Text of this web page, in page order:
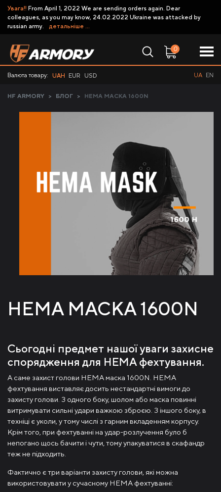
Увага!! From April 1, 2022 We are sending orders again. Dear
colleagues, as you may know, 24.02.2022 Ukraine was attacked by
russian army.
детальніше ...
Валюта товару: UAH EUR USD EN
UA
0
HF ARMORY > БЛОГ > HEMA МАСКА 1600N
HEMA МАСКА 1600N
Сьогодні предмет нашої уваги захисне
спорядження для HEMA фехтування.
А саме захист голови НЕМА маска 1600N. HEMA
фехтування виставляє досить нестандартні вимоги до
захисту голови. З одного боку, шолом або маска повинні
витримувати сильні удари важкою зброєю. З іншого боку, в
техніці є уколи, у тому числі з гарним вкладенням корпусу.
Крім того, при фехтуванні на удар-розлучення було б
непогано щось бачити і чути, тому упакуватися в скафандр
теж не підходить.
Фактично є три варіанти захисту голови, які можна
використовувати у сучасному HEMA фехтуванні: